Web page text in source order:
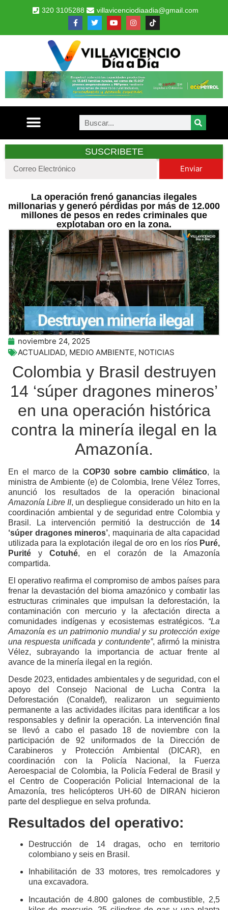
320 3105288 villavicenciodiaadia@gmail.com
SUSCRIBETE
Enviar
La operación frenó ganancias ilegales
millonarias y generó pérdidas por más de 12.000
millones de pesos en redes criminales que
explotaban oro en la zona.
noviembre 24, 2025
ACTUALIDAD, MEDIO AMBIENTE, NOTICIAS
Colombia y Brasil destruyen
14 ‘súper dragones mineros’
en una operación histórica
contra la minería ilegal en la
Amazonía.
En el marco de la COP30 sobre cambio climático, la
ministra de Ambiente (e) de Colombia, Irene Vélez Torres,
anunció los resultados de la operación binacional
Amazonía Libre II, un despliegue considerado un hito en la
coordinación ambiental y de seguridad entre Colombia y
Brasil. La intervención permitió la destrucción de 14
‘súper dragones mineros’, maquinaria de alta capacidad
utilizada para la explotación ilegal de oro en los ríosPuré,
Purité y Cotuhé, en el corazón de la Amazonía
compartida.
El operativo reafirma el compromiso de ambos países para
frenar la devastación del bioma amazónico y combatir las
estructuras criminales que impulsan la deforestación, la
contaminación con mercurio y la afectación directa a
comunidades indígenas y ecosistemas estratégicos. “La
Amazonía es un patrimonio mundial y su protección exige
una respuesta unificada y contundente”, afirmó la ministra
Vélez, subrayando la importancia de actuar frente al
avance de la minería ilegal en la región.
Desde 2023, entidades ambientales y de seguridad, con el
apoyo del Consejo Nacional de Lucha Contra la
Deforestación (Conaldef), realizaron un seguimiento
permanente a las actividades ilícitas para identificar a los
responsables y definir la operación. La intervención final
se llevó a cabo el pasado 18 de noviembre con la
participación de 92 uniformados de la Dirección de
Carabineros y Protección Ambiental (DICAR), en
coordinación con la Policía Nacional, la Fuerza
Aeroespacial de Colombia, la Policía Federal de Brasil y
el Centro de Cooperación Policial Internacional de la
Amazonía, tres helicópteros UH-60 de DIRAN hicieron
parte del despliegue en selva profunda.
Resultados del operativo:
Destrucción de 14 dragas, ocho en territorio
colombiano y seis en Brasil.
Inhabilitación de 33 motores, tres remolcadores y
una excavadora.
Incautación de 4.800 galones de combustible, 2,5